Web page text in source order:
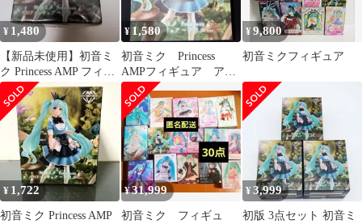
¥ 1,480
【新品未使用】初音ミ
ク Princess AMP フィギ
ュア アリスver.
¥ 1,580
初音ミク Princess
AMPフィギュア アリ
スver. 初音ミクフィギ
ュア
¥9,800
初音ミクフィギュア
¥ 1,722
初音ミク Princess AMP
¥31,999
初音ミク フィギュ
¥3,999
初版 3点セット 初音ミ